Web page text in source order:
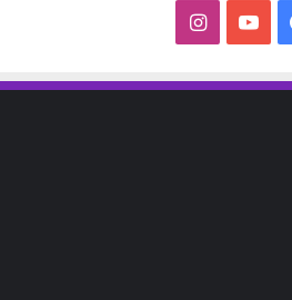
فيسبوك‫YouTubeانستقرام